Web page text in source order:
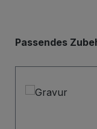
Produktgalerie
Passendes